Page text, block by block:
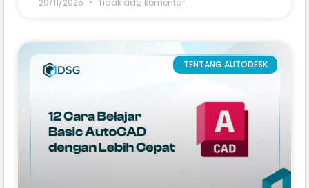
TENTANG AUTODESK